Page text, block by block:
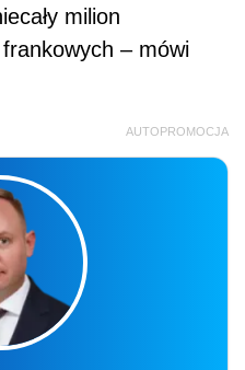
milion
– mówi
AUTOPROMOCJA